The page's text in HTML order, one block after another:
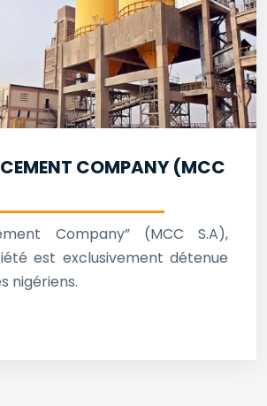
COMPANY (MCC
Company” (MCC S.A),
est exclusivement détenue
nigériens.